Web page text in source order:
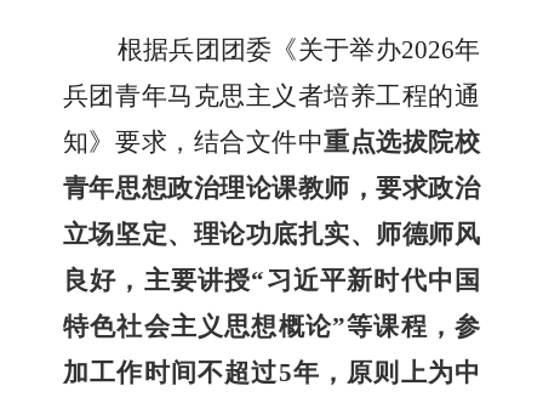
根据兵团团委《关于举办2026年
兵团青年马克思主义者培养工程的通
知》要求，结合文件中重点选拔院校
青年思想政治理论课教师，要求政治
立场坚定、理论功底扎实、师德师风
良好，主要讲授“习近平新时代中国
特色社会主义思想概论”等课程，参
加工作时间不超过5年，原则上为中